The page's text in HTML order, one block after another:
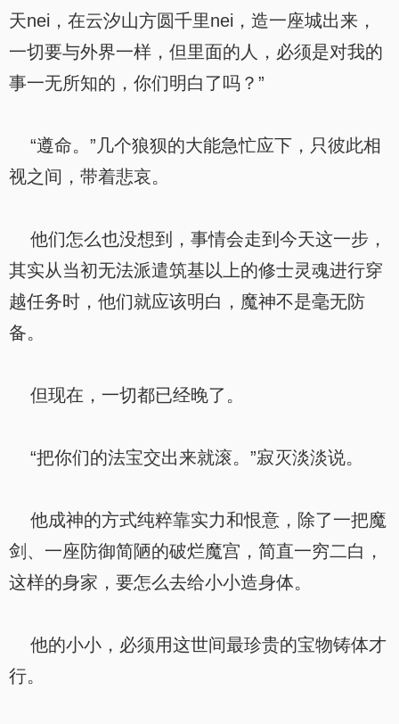
天nei，在云汐山方圆千里nei，造一座城出来，
一切要与外界一样，但里面的人，必须是对我的
事一无所知的，你们明白了吗？”
“遵命。”几个狼狈的大能急忙应下，只彼此相
视之间，带着悲哀。
他们怎么也没想到，事情会走到今天这一步，
其实从当初无法派遣筑基以上的修士灵魂进行穿
越任务时，他们就应该明白，魔神不是毫无防
备。
但现在，一切都已经晚了。
“把你们的法宝交出来就滚。”寂灭淡淡说。
他成神的方式纯粹靠实力和恨意，除了一把魔
剑、一座防御简陋的破烂魔宫，简直一穷二白，
这样的身家，要怎么去给小小造身体。
他的小小，必须用这世间最珍贵的宝物铸体才
行。